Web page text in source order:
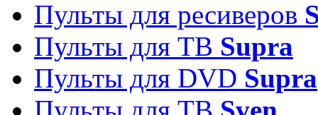
Пульты для ресиверов
Пульты для ТВ Supra
Пульты для DVD Supra